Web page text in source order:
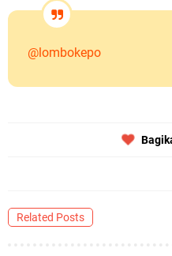
@lombokepo
Related Posts